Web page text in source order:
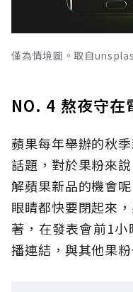
僅為情境圖。取自
NO. 4 熬夜守在
蘋果每年舉辦的秋
話題，對於果粉來
解蘋果新品的機會
眼睛都快要閉起來
著，在發表會前1
播連結，與其他果